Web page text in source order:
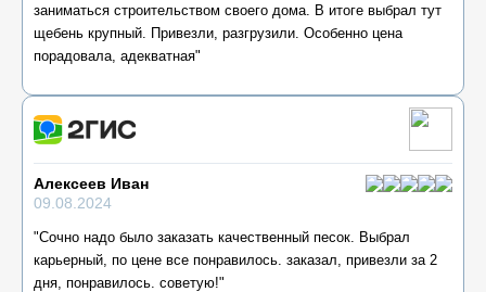
заниматься строительством своего дома. В итоге выбрал тут
щебень крупный. Привезли, разгрузили. Особенно цена
порадовала, адекватная"
Алексеев Иван
09.08.2024
"Сочно надо было заказать качественный песок. Выбрал
карьерный, по цене все понравилось. заказал, привезли за 2
дня, понравилось. советую!"